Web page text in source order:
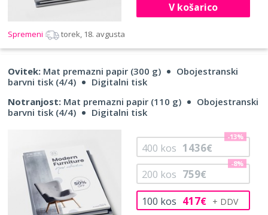
V košarico
Spremeni torek, 18. avgusta
Ovitek: Mat premazni papir (300 g)
Obojestranski
barvni tisk (4/4)
Digitalni tisk
Notranjost: Mat premazni papir (110 g)
Obojestranski
barvni tisk (4/4)
Digitalni tisk
100 kos 417€
200 kos 759€
-8%
400 kos 1436€
-13%